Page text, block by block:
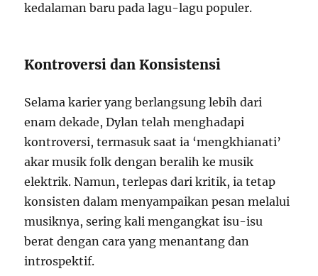
kedalaman baru pada lagu-lagu populer.
Kontroversi dan Konsistensi
Selama karier yang berlangsung lebih dari
enam dekade, Dylan telah menghadapi
kontroversi, termasuk saat ia ‘mengkhianati’
akar musik folk dengan beralih ke musik
elektrik. Namun, terlepas dari kritik, ia tetap
konsisten dalam menyampaikan pesan melalui
musiknya, sering kali mengangkat isu-isu
berat dengan cara yang menantang dan
introspektif.